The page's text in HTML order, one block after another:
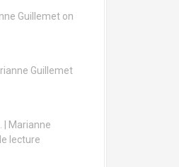
Guillemet on
Guillemet
| Marianne
lecture